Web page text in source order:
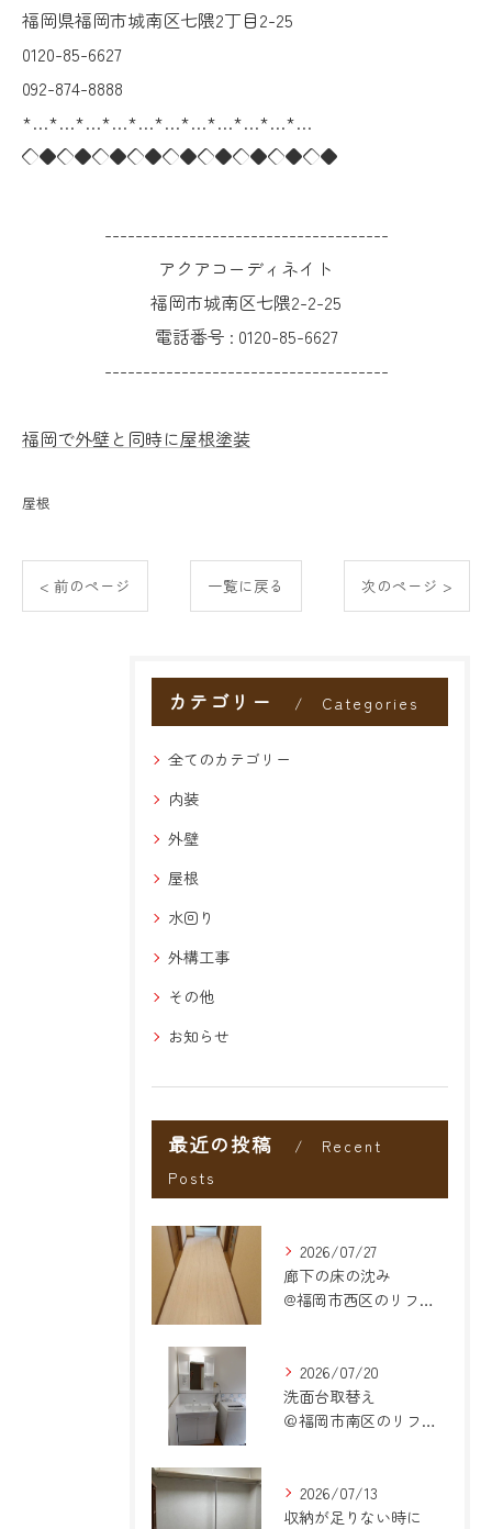
福岡県福岡市城南区七隈2丁目2-25
0120-85-6627
092-874-8888
*…*…*…*…*…*…*…*…*…*…*…
◇◆◇◆◇◆◇◆◇◆◇◆◇◆◇◆◇◆
-------------------------------------
アクアコーディネイト
福岡市城南区七隈2-2-25
電話番号 : 0120-85-6627
-------------------------------------
福岡で外壁と同時に屋根塗装
屋根
< 前のページ 一覧に戻る 次のページ >
カテゴリー Categories
全てのカテゴリー
内装
外壁
屋根
水回り
外構工事
その他
お知らせ
最近の投稿
Recent
Posts
2026/07/27
廊下の床の沈み
@福岡市西区のリフォーム
2026/07/20
洗面台取替え
＠福岡市南区のリフォーム
2026/07/13
収納が足りない時に